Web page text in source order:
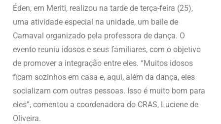
Éden, em Meriti, realizou na tarde de terça-feira (25),
uma atividade especial na unidade, um baile de
Carnaval organizado pela professora de dança. O
evento reuniu idosos e seus familiares, com o objetivo
de promover a integração entre eles. “Muitos idosos
ficam sozinhos em casa e, aqui, além da dança, eles
socializam com outras pessoas. Isso é muito bom para
eles”, comentou a coordenadora do CRAS, Luciene de
Oliveira.